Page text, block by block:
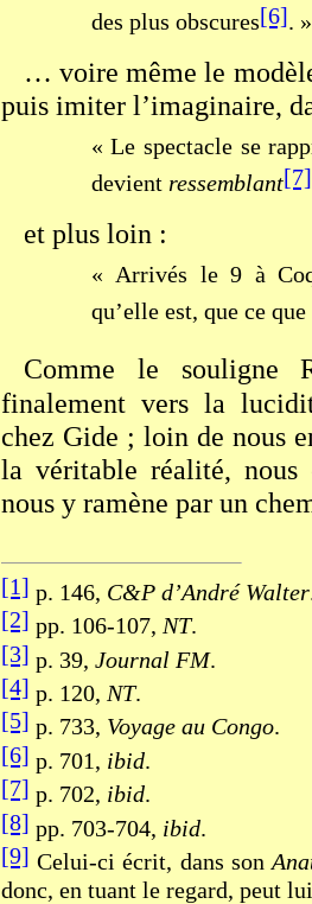
des plus obscures[6]. »
… voire même le
puis imiter l’imaginaire,
« Le spectacle se
devient ressemblant[7]
et plus loin :
« Arrivés le 9 à
qu’elle est, que ce
Comme le souligne
finalement vers la
chez Gide ; loin de nous
la véritable réalité, nous
nous y ramène par un
[1] p. 146, C&P d’André Walter
[2] pp. 106-107, NT.
[3] p. 39, Journal FM.
[4] p. 120, NT.
[5] p. 733, Voyage au Congo.
[6] p. 701, ibid.
[7] p. 702, ibid.
[8] pp. 703-704, ibid.
[9] Celui-ci écrit, dans son
donc, en tuant le regard, peut